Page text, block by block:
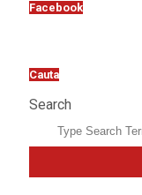
Facebook
Cauta
Search